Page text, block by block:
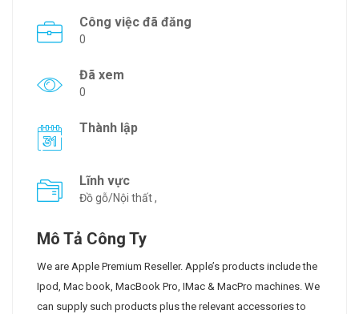
Công việc đã đăng
0
Đã xem
0
Thành lập
Lĩnh vực
Đồ gỗ/Nội thất ,
Mô Tả Công Ty
We are Apple Premium Reseller. Apple’s products include the
Ipod, Mac book, MacBook Pro, IMac & MacPro machines. We
can supply such products plus the relevant accessories to